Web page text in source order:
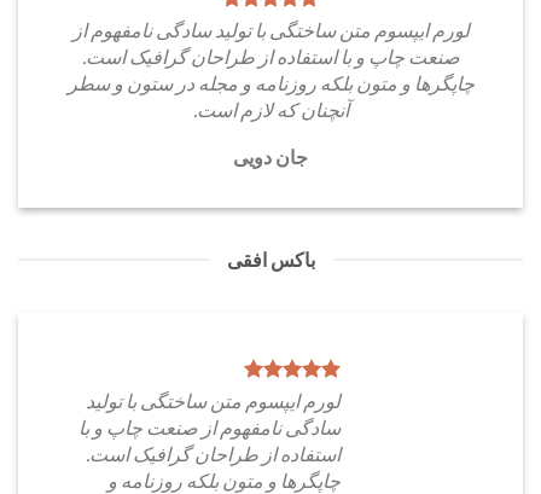
لورم ایپسوم متن ساختگی با تولید سادگی نامفهوم از
صنعت چاپ و با استفاده از طراحان گرافیک است.
چاپگرها و متون بلکه روزنامه و مجله در ستون و سطر
آنچنان که لازم است.
جان دویی
باکس افقی
لورم ایپسوم متن ساختگی با تولید
سادگی نامفهوم از صنعت چاپ و با
استفاده از طراحان گرافیک است.
چاپگرها و متون بلکه روزنامه و